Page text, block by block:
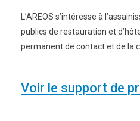
L’AREOS s’intéresse à
publics de restauration et
permanent de contact et de la
Voir le support de